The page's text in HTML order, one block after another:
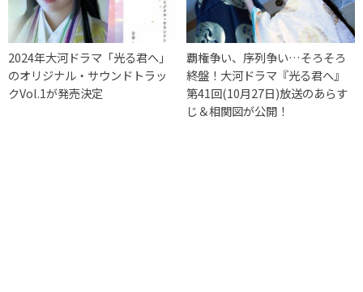
2024年大河ドラマ「光る君へ」
のオリジナル・サウンドトラッ
クVol.1が発売決定
覇権争い、序列争い…そろそろ
終盤！大河ドラマ『光る君へ』
第41回(10月27日)放送のあらす
じ＆相関図が公開！